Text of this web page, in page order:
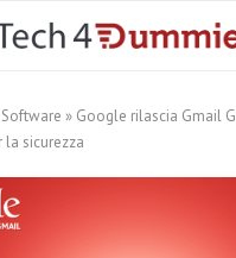
Software » Google rilascia Gmail
sicurezza